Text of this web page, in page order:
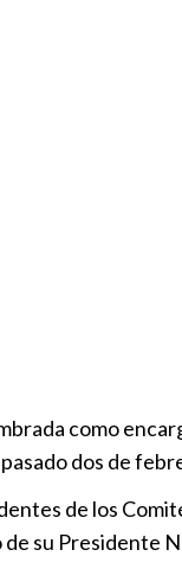
como
dos de
de los
su Presidente